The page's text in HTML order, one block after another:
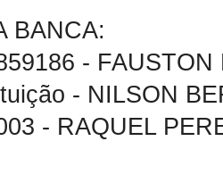
BANCA:
- FAUSTON
- NILSON
- RAQUEL